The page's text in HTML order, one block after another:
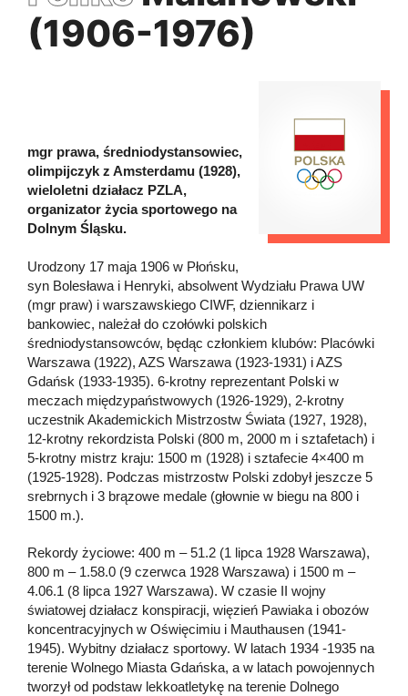
(1906-1976)
mgr prawa, średniodystansowiec,
olimpijczyk z Amsterdamu (1928),
wieloletni działacz PZLA,
organizator życia sportowego na
Dolnym Śląsku.
Urodzony 17 maja 1906 w Płońsku,
syn Bolesława i Henryki, absolwent Wydziału Prawa UW
(mgr praw) i warszawskiego CIWF, dziennikarz i
bankowiec, należał do czołówki polskich
średniodystansowców, będąc członkiem klubów: Placówki
Warszawa (1922), AZS Warszawa (1923-1931) i AZS
Gdańsk (1933-1935). 6-krotny reprezentant Polski w
meczach międzypaństwowych (1926-1929), 2-krotny
uczestnik Akademickich Mistrzostw Świata (1927, 1928),
12-krotny rekordzista Polski (800 m, 2000 m i sztafetach) i
5-krotny mistrz kraju: 1500 m (1928) i sztafecie 4×400 m
(1925-1928). Podczas mistrzostw Polski zdobył jeszcze 5
srebrnych i 3 brązowe medale (głownie w biegu na 800 i
1500 m.).
Rekordy życiowe: 400 m – 51.2 (1 lipca 1928 Warszawa),
800 m – 1.58.0 (9 czerwca 1928 Warszawa) i 1500 m –
4.06.1 (8 lipca 1927 Warszawa). W czasie II wojny
światowej działacz konspiracji, więzień Pawiaka i obozów
koncentracyjnych w Oświęcimiu i Mauthausen (1941-
1945). Wybitny działacz sportowy. W latach 1934 -1935 na
terenie Wolnego Miasta Gdańska, a w latach powojennych
tworzył od podstaw lekkoatletykę na terenie Dolnego